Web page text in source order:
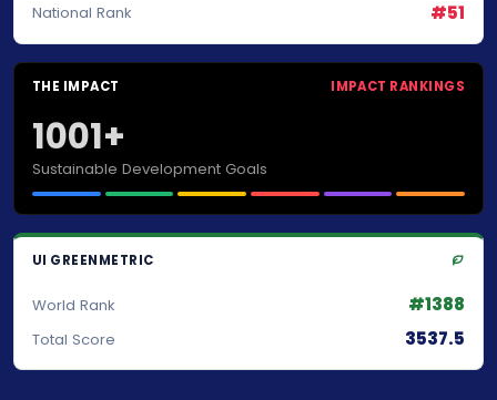
National Rank #51
THE IMPACT IMPACT RANKINGS
1001+
Sustainable Development Goals
UI GREENMETRIC
World Rank #1388
Total Score 3537.5